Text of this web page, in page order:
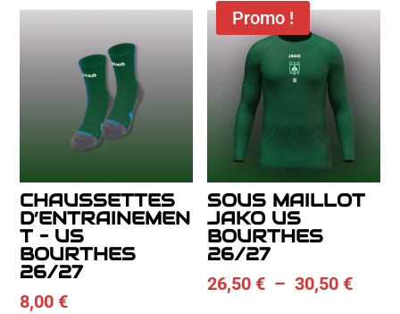
CHAUSSETTES
D’ENTRAINEMEN
T – US
BOURTHES
26/27
8,00€
Promo !
SOUS MAILLOT
JAKO US
BOURTHES
26/27
26,50€ – 30,50€Plage